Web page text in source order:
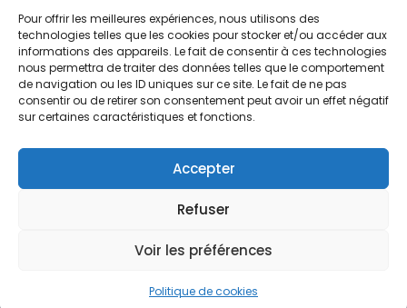
Pour offrir les meilleures expériences, nous utilisons des
technologies telles que les cookies pour stocker et/ou accéder aux
informations des appareils. Le fait de consentir à ces technologies
nous permettra de traiter des données telles que le comportement
de navigation ou les ID uniques sur ce site. Le fait de ne pas
consentir ou de retirer son consentement peut avoir un effet négatif
sur certaines caractéristiques et fonctions.
Accepter
Refuser
Voir les préférences
Politique de cookies
Insert HTML text here.
Qui sommes nous
Mentions légales
Plan du Site